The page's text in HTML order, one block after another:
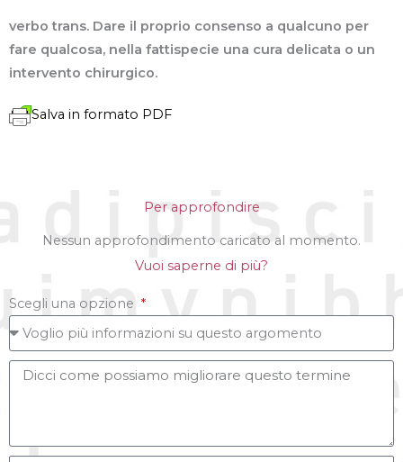
verbo trans. Dare il proprio consenso a qualcuno per
fare qualcosa, nella fattispecie una cura delicata o un
intervento chirurgico.
Salva in formato PDF
Per approfondire
Nessun approfondimento caricato al momento.
Vuoi saperne di più?
Scegli una opzione